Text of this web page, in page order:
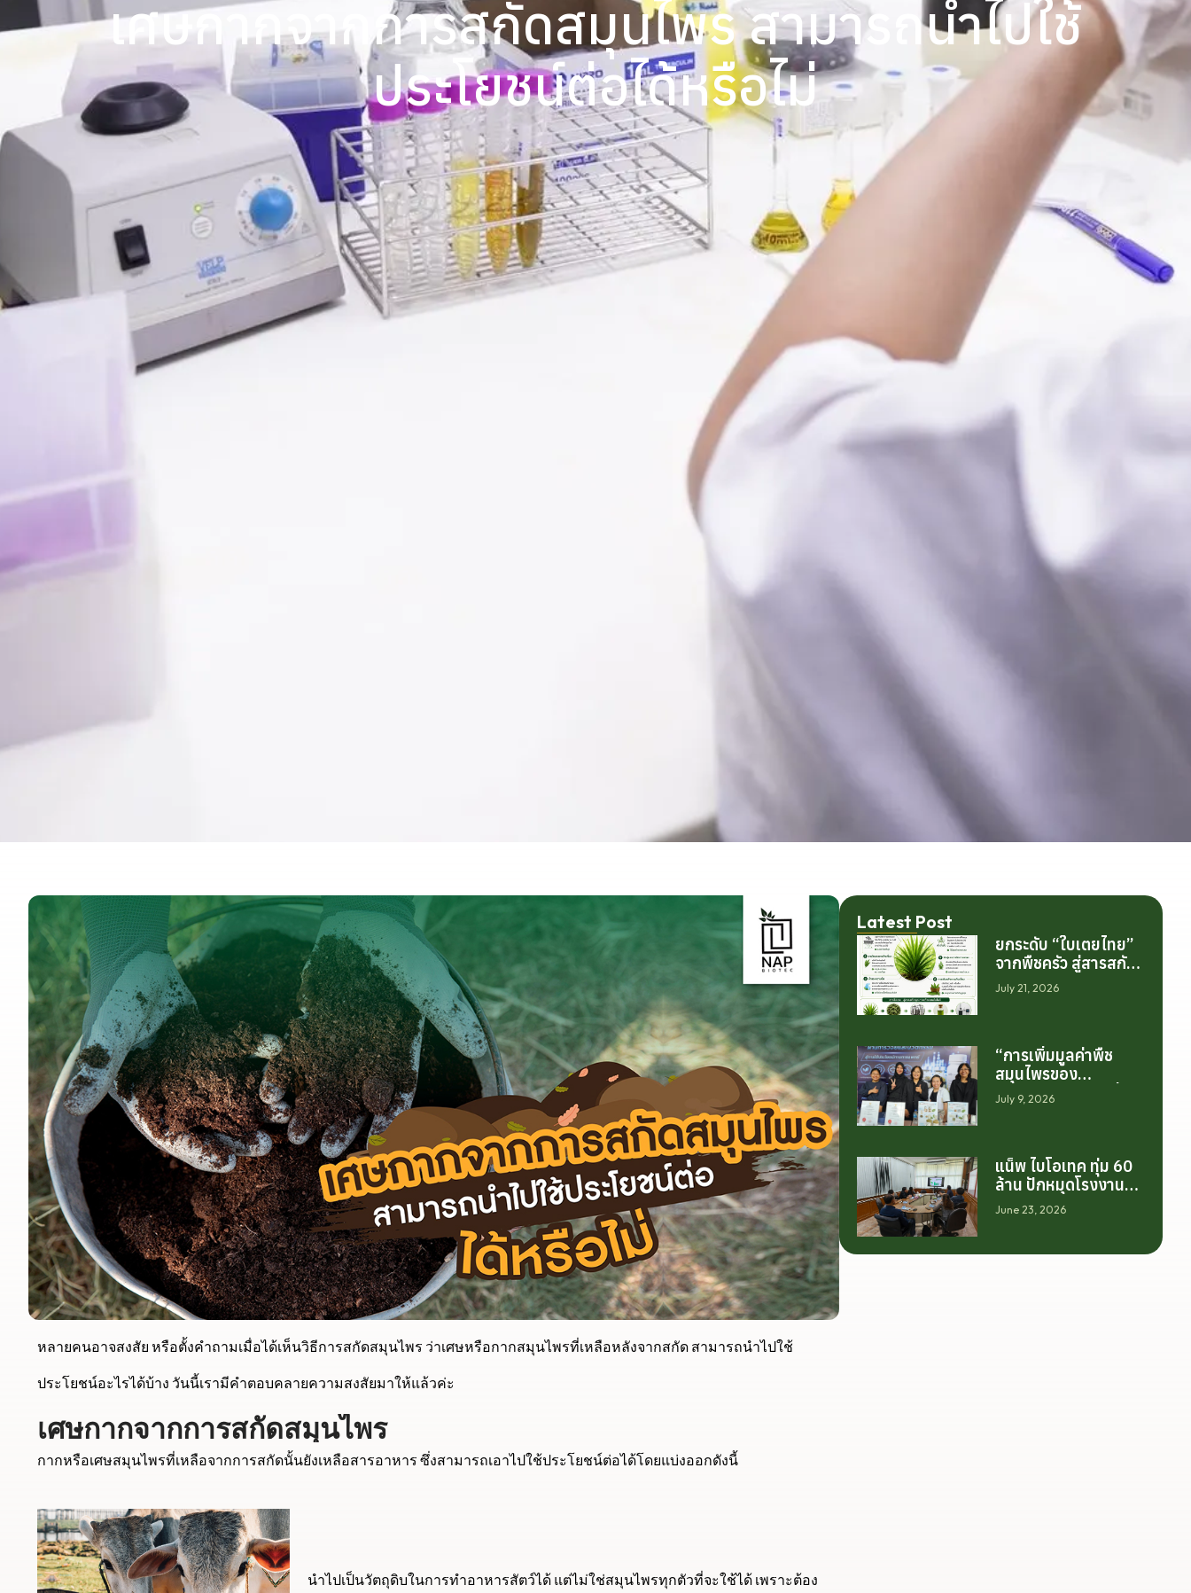
เศษกากจากการสกัดสมุนไพร สามารถนำไปใช้
ประโยชน์ต่อได้หรือไม่
หลายคนอาจสงสัย หรือตั้งคำถามเมื่อได้เห็นวิธีการสกัดสมุนไพร ว่าเศษหรือกากสมุนไพรที่เหลือหลังจากสกัด สามารถนำไปใช้
ประโยชน์อะไรได้บ้าง วันนี้เรามีคำตอบคลายความสงสัยมาให้แล้วค่ะ
เศษกากจากการสกัดสมุนไพร
กากหรือเศษสมุนไพรที่เหลือจากการสกัดนั้นยังเหลือสารอาหาร ซึ่งสามารถเอาไปใช้ประโยชน์ต่อได้โดยแบ่งออกดังนี้
นําไปเป็นวัตถุดิบในการทําอาหารสัตว์ได้ แต่ไม่ใช่สมุนไพรทุกตัวที่จะใช้ได้ เพราะต้อง
Latest Post
ยกระดับ “ใบเตยไทย”
จากพืชครัว สู่สารสกัด
มูลค่าสูงระดับโลก
July 21, 2026
“การเพิ่มมูลค่าพืช
สมุนไพรของ
ประเทศไทย ไม่ได้เริ่ม
ต้นจากการสร้าง
การสร้างระบบความ
ร่วมมือระหว่างนักวิจัย
มหาวิทยาลัย ภาค
งานวิจัยสามารถต่อย
July 9, 2026
แน็พ ไบโอเทค ทุ่ม 60
ล้าน ปักหมุดโรงงาน
นครศรีฯ จับมือ
มทร.ศรีวิชัย ยกระดับ
ละ 17.5 ตัน
June 23, 2026